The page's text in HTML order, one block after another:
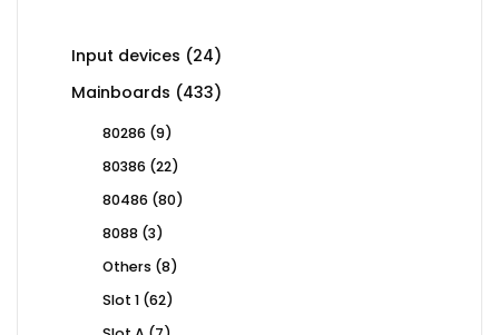
Input devices 2424
products
Mainboards 433433
80286 99
80386 2222
80486 8080
8088 33
Others 88
Slot 1 6262